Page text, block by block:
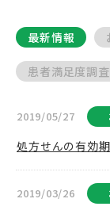
最新情報
患者満足度調査
2019/05/27
処方せんの有効
2019/03/26